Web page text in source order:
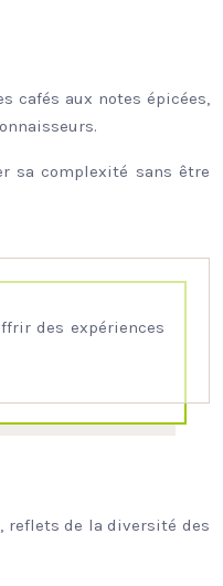
cafés aux notes épicées,
sa complexité sans être
des expériences
reflets de la diversité des